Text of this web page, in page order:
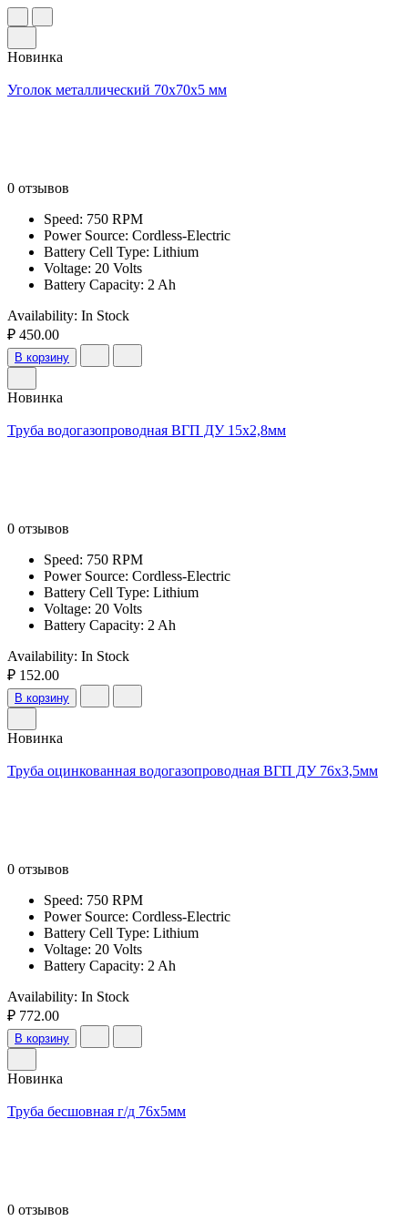
Новинка
Уголок металлический 70x70x5 мм
0 отзывов
Speed: 750 RPM
Power Source: Cordless-Electric
Battery Cell Type: Lithium
Voltage: 20 Volts
Battery Capacity: 2 Ah
Availability: In Stock
₽ 450.00
В корзину
Новинка
Труба водогазопроводная ВГП ДУ 15х2,8мм
0 отзывов
Speed: 750 RPM
Power Source: Cordless-Electric
Battery Cell Type: Lithium
Voltage: 20 Volts
Battery Capacity: 2 Ah
Availability: In Stock
₽ 152.00
В корзину
Новинка
Труба оцинкованная водогазопроводная ВГП ДУ 76х3,5мм
0 отзывов
Speed: 750 RPM
Power Source: Cordless-Electric
Battery Cell Type: Lithium
Voltage: 20 Volts
Battery Capacity: 2 Ah
Availability: In Stock
₽ 772.00
В корзину
Новинка
Труба бесшовная г/д 76х5мм
0 отзывов